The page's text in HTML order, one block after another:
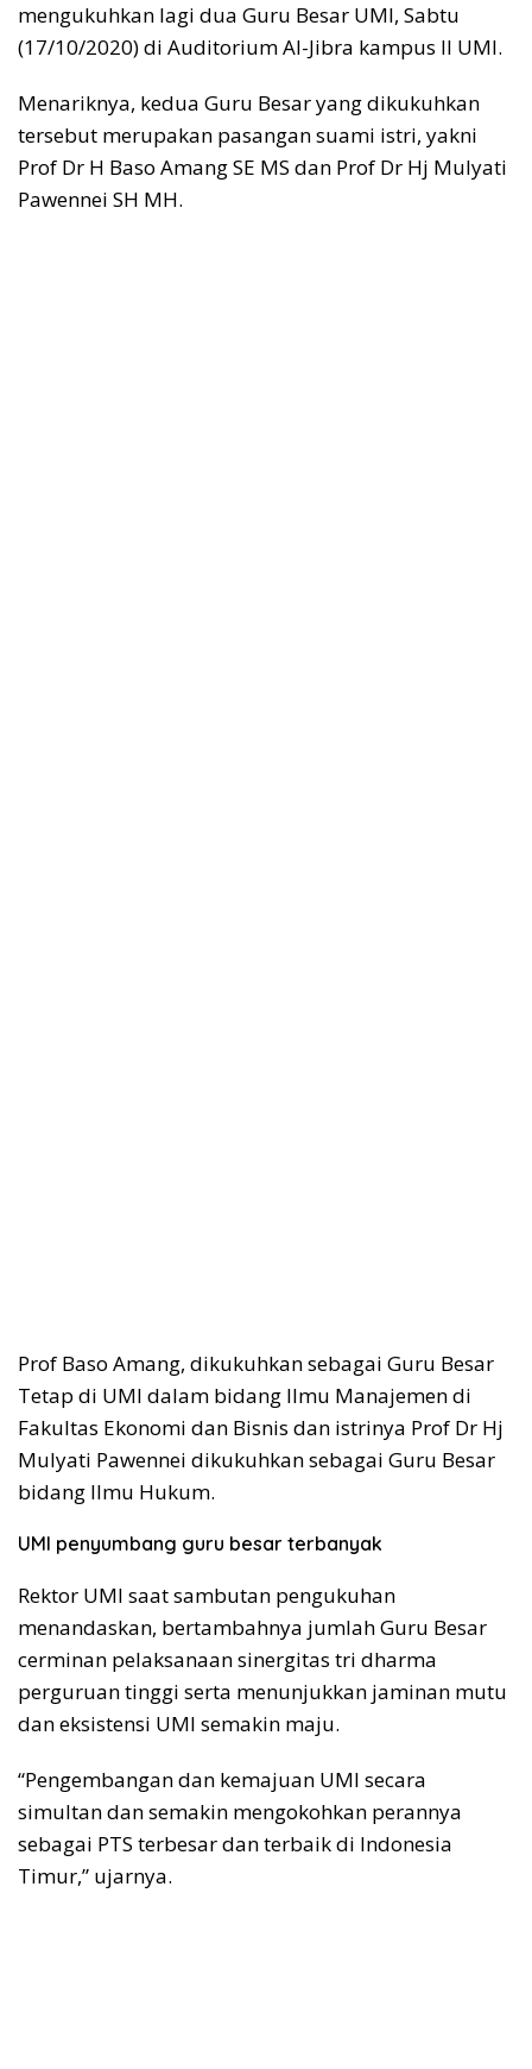
mengukuhkan lagi dua Guru Besar UMI, Sabtu
(17/10/2020) di Auditorium Al-Jibra kampus II UMI.
Menariknya, kedua Guru Besar yang dikukuhkan
tersebut merupakan pasangan suami istri, yakni
Prof Dr H Baso Amang SE MS dan Prof Dr Hj Mulyati
Pawennei SH MH.
Prof Baso Amang, dikukuhkan sebagai Guru Besar
Tetap di UMI dalam bidang Ilmu Manajemen di
Fakultas Ekonomi dan Bisnis dan istrinya Prof Dr Hj
Mulyati Pawennei dikukuhkan sebagai Guru Besar
bidang Ilmu Hukum.
UMI penyumbang guru besar terbanyak
Rektor UMI saat sambutan pengukuhan
menandaskan, bertambahnya jumlah Guru Besar
cerminan pelaksanaan sinergitas tri dharma
perguruan tinggi serta menunjukkan jaminan mutu
dan eksistensi UMI semakin maju.
“Pengembangan dan kemajuan UMI secara
simultan dan semakin mengokohkan perannya
sebagai PTS terbesar dan terbaik di Indonesia
Timur,” ujarnya.